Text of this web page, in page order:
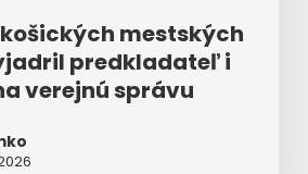
mestských
predkladateľ i
verejnú správu